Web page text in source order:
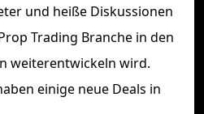
und heiße Diskussionen
Trading Branche in den
weiterentwickeln wird.
einige neue Deals in